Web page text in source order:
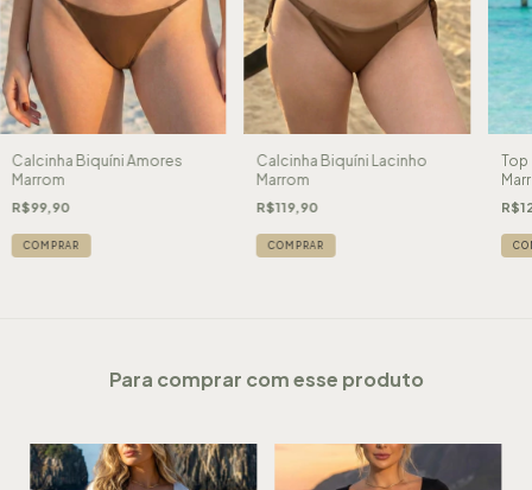
Calcinha Biquíni Amores
Marrom
R$99,90
COMPRAR
Calcinha Biquíni Lacinho
Marrom
R$119,90
COMPRAR
Top
Para comprar com esse produto